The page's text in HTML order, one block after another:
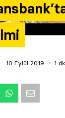
10 Eylül 2019 1